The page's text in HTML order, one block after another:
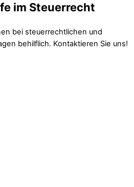
im Steuerrecht
bei steuerrechtlichen und
behilflich. Kontaktieren Sie uns!